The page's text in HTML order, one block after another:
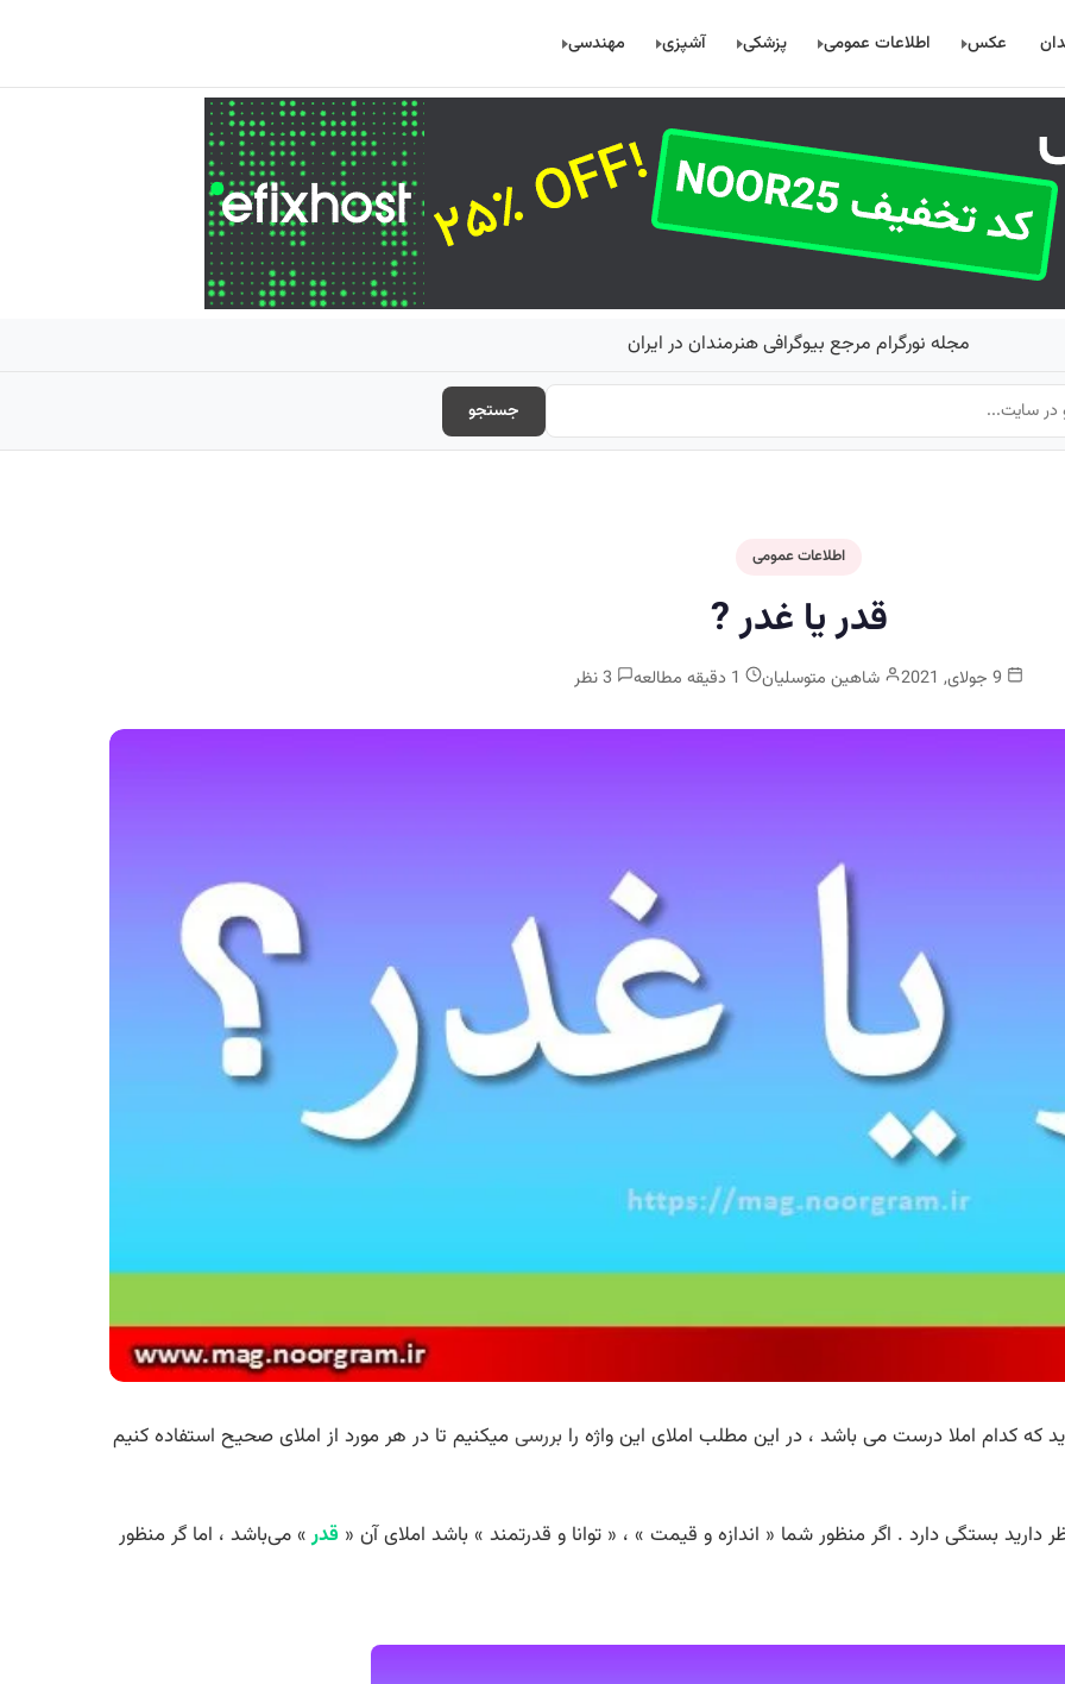
عکس اطلاعات عمومی پزشکی آشپزی مهندسی
مجله نورگرام مرجع بیوگرافی هنرمندان در ایران
جستجو
اطلاعات عمومی
قدر یا غدر ?
شاهین متوسلیان
کدام املا درست می باشد ، در این مطلب املای این واژه را بررسی میکنیم تا در هر مورد از املای صحیح استفاده کنیم
بستگی دارد . اگر منظور شما « اندازه و قیمت » ، « توانا و قدرتمند » باشد املای آن « قدر» می‌باشد ، اما گر منظور